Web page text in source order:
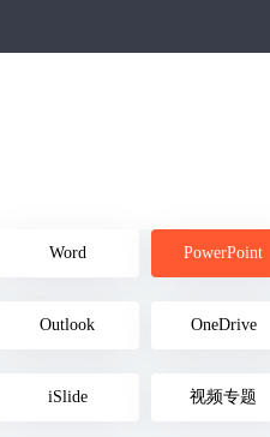
Word PowerPoint
Outlook OneDrive
iSlide 视频专题